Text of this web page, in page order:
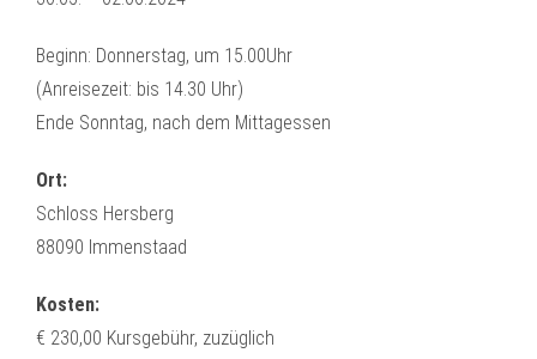
Beginn: Donnerstag, um 15.00Uhr
(Anreisezeit: bis 14.30 Uhr)
Ende Sonntag, nach dem Mittagessen
Ort:
Schloss Hersberg
88090 Immenstaad
Kosten:
€ 230,00 Kursgebühr, zuzüglich